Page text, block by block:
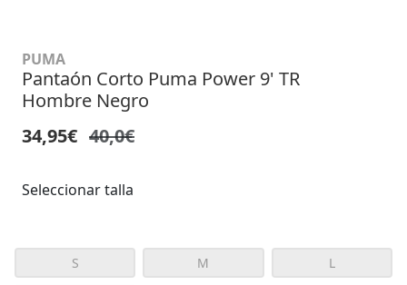
PUMA
Pantaón Corto Puma Power 9' TR
Hombre Negro
34,95€ 40,0€
Seleccionar talla
S M L